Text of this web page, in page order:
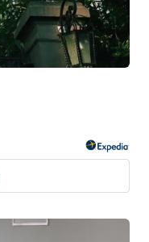
the
keyboard
shortcuts